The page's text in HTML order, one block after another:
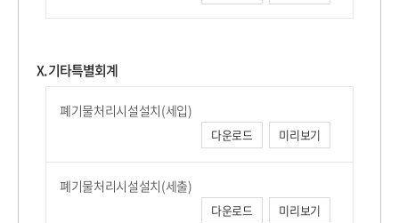
X. 기타특별회계
폐기물처리시설설치(세입)
다운로드 미리보기
폐기물처리시설설치(세출)
다운로드 미리보기